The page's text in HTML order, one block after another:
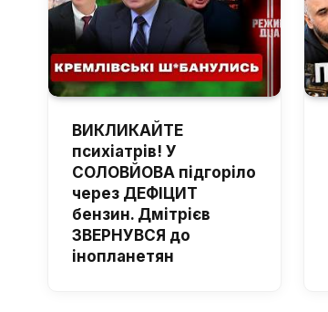
ВИКЛИКАЙТЕ
психіатрів! У
СОЛОВЙОВА підгоріло
через ДЕФІЦИТ
бензин. Дмітрієв
ЗВЕРНУВСЯ до
інопланетян